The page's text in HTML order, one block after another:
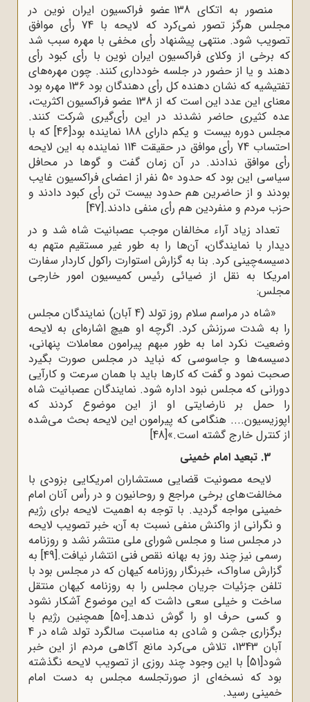
منصور به اتکای 138 عضو فراکسیون ایران نوین در
مجلس هرگز تصور نمی‌کرد که لایحه با 74 رأی موافق
تصویب شود. منتهی پیشنهاد رأی مخفی با مهره سبب شد
که برخی از وکلای فراکسیون ایران نوین با رأی کبود رأی
دهند و یا از حضور در جلسه خودداری کنند. چون مهره‌های
تفتیشیه که نشان دهنده کل رأی دهندگان بود 136 مهره بود
معنای این عدد این است که از 138 عضو فراکسیون اکثریت،
عده کثیری حاضر نشدند در این رأی‌گیری شرکت کنند.
مجلس دوره بیست و یکم دارای 188 نماینده بود
[46]
که با
احتساب 74 رأی موافق در حقیقت 114 نماینده به این لایحه
رأی موافق ندادند. در آن زمان گفت و گوها در محافل
سیاسی این بود که حدود 50 نفر از اعضای فراکسیون غایب
بودند و از حاضرین هم حدود بیست تن رأی کبود دادند و
حزب مردم و منفردین هم رأی منفی دادند.[47]
تعداد زیاد آراء مخالفان موجب عصبانیت شاه شد و در
دیدار با نمایندگان، آن‌ها را به طور غیر مستقیم متهم به
دسیسه‌چینی کرد. بنا به گزارش استوارت راکول کاردار سفارت
امریکا به نقل از ضیائی رئیس کمیسیون امور خارجی
مجلس:
«شاه در مراسم سلام روز تولد (4 آبان) نمایندگان مجلس
را به شدت سرزنش کرد. اگرچه او هیچ اشاره‌ای به لایحه
وضعیت نکرد اما به طور مبهم پیرامون معاملات پنهانی،
دسیسه‌ها و جاسوسی که نباید در مجلس صورت بگیرد
صحبت نمود و گفت که کارها باید با همان سرعت و کارآیی
دورانی که مجلس نبود اداره شود. نمایندگان عصبانیت شاه
را حمل بر نارضایتی او از این موضوع کردند که
اپوزیسیون.... هنگامی که پیرامون این لایحه بحث می‌شده
از کنترل خارج گشته است.»[48]
3. تبعید امام خمینی
لایحه مصونیت قضایی مستشاران امریکایی بزودی با
مخالفت‌های برخی مراجع و روحانیون و در رأس آنان امام
خمینی مواجه گردید. با توجه به اهمیت لایحه برای رژیم
و نگرانی از واکنش منفی نسبت به آن، خبر تصویب لایحه
در مجلس سنا و مجلس شورای ملی منتشر نشد و روزنامه
رسمی نیز چند روز به بهانه نقص فنی انتشار نیافت.[49]
به
گزارش ساواک، خبرنگار روزنامه کیهان که در مجلس بود با
تلفن جزئیات جریان مجلس را به روزنامه کیهان منتقل
ساخت و خیلی سعی داشت که این موضوع آشکار نشود
و کسی حرف او را گوش ندهد.[50]
همچنین رژیم با
برگزاری جشن و شادی به مناسبت سالگرد تولد شاه در 4
آبان 1343، تلاش می‌کرد مانع آگاهی مردم از این خبر
شود[51]
با این وجود چند روزی از تصویب لایحه نگذشته
بود که نسخه‌ای از صورتجلسه مجلس به دست امام
خمینی رسید.